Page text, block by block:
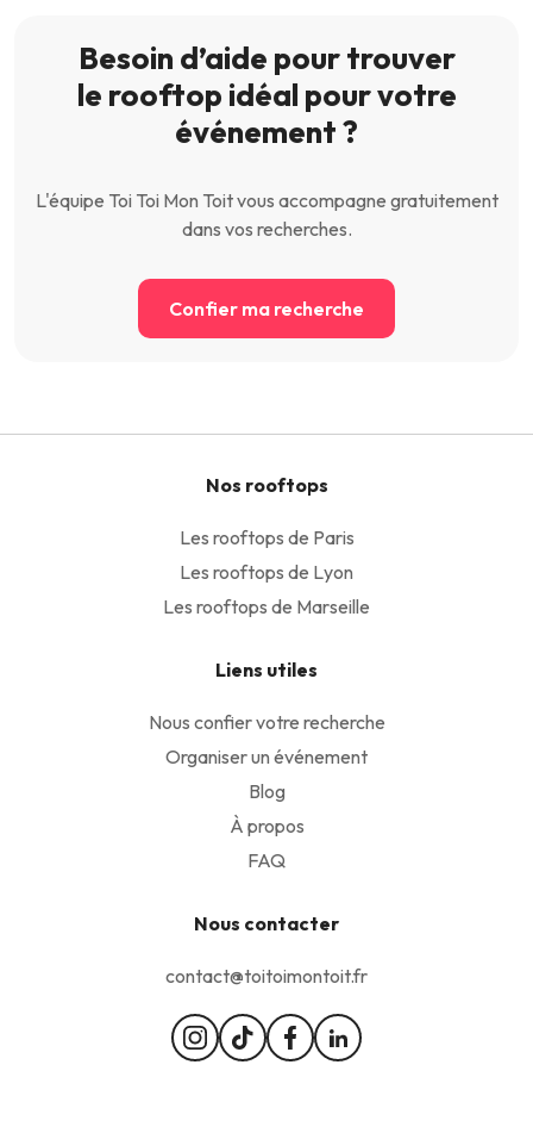
Besoin d’aide pour trouver
le rooftop idéal pour votre
événement ?
L'équipe Toi Toi Mon Toit vous accompagne gratuitement
dans vos recherches.
Confier ma recherche
Nos rooftops
Les rooftops de Paris
Les rooftops de Lyon
Les rooftops de Marseille
Liens utiles
Nous confier votre recherche
Organiser un événement
Blog
À propos
FAQ
Nous contacter
contact@toitoimontoit.fr